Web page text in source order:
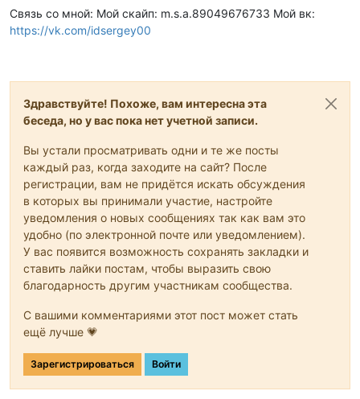
Связь со мной: Мой скайп: m.s.a.89049676733 Мой вк:
https://vk.com/idsergey00
Здравствуйте! Похоже, вам интересна эта
беседа, но у вас пока нет учетной записи.
Вы устали просматривать одни и те же посты
каждый раз, когда заходите на сайт? После
регистрации, вам не придётся искать обсуждения
в которых вы принимали участие, настройте
уведомления о новых сообщениях так как вам это
удобно (по электронной почте или уведомлением).
У вас появится возможность сохранять закладки и
ставить лайки постам, чтобы выразить свою
благодарность другим участникам сообщества.
С вашими комментариями этот пост может стать
ещё лучше 💗
Зарегистрироваться Войти